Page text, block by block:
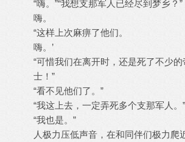
“嗨。”“我想支那军人已经尽到梦乡？”
嗨。
“这样上次麻痹了他们。
嗨。’
“可惜我们在离开时，还是死了不少
士！”
“看不见他们了。”
“我这上去，一定弄死多个支那军人。”
“我也是。”
人极力压低声音，在和同伴们极力爬